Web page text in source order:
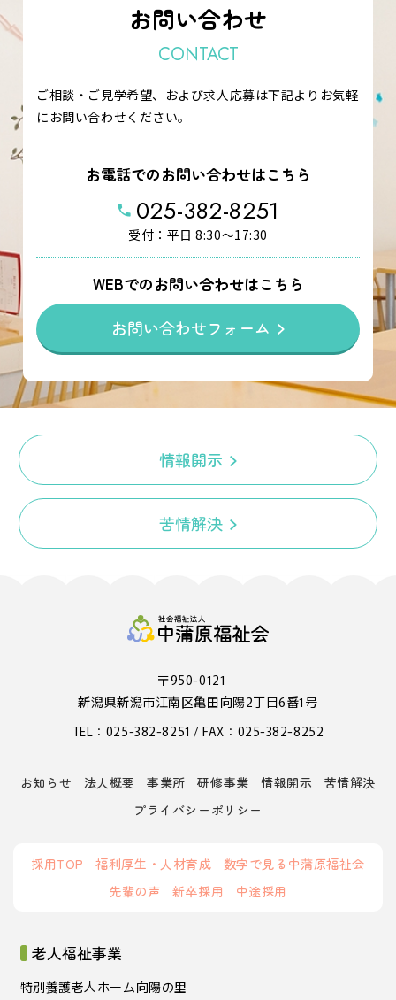
お問い合わせ
CONTACT
ご相談・ご見学希望、および求人応募は下記よりお気軽
にお問い合わせください。
お電話でのお問い合わせはこちら
phone 025-382-8251
受付：平日 8:30～17:30
WEBでのお問い合わせはこちら
お問い合わせフォーム
情報開示
苦情解決
〒950-0121
新潟県新潟市江南区亀田向陽2丁目6番1号
TEL：025-382-8251 / FAX：025-382-8252
お知らせ 法人概要 事業所 研修事業 情報開示
苦情解決
プライバシーポリシー
採用TOP 福利厚生・人材育成
数字で見る中蒲原福祉会
先輩の声
新卒採用 中途採用
老人福祉事業
特別養護老人ホーム向陽の里